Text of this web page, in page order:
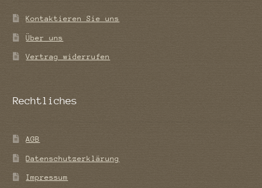
Kontaktieren Sie uns
Über uns
Vertrag widerrufen
Rechtliches
AGB
Datenschutzerklärung
Impressum